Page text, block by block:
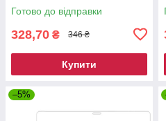
Готово до відправки
328,70 ₴ 346 ₴
Купити
–5%